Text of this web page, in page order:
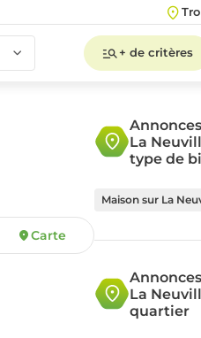
5+
2 3 4 5+
+ de critères
Carte
La
type de
Maison sur La
La
quartier